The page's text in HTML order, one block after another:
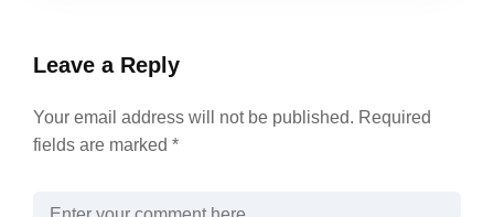
Leave a Reply
Your email address will not be published. Required
fields are marked *